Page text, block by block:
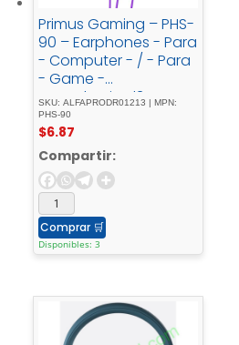
Primus Gaming – PHS-
90 – Earphones - Para
- Computer - / - Para
- Game -
consoleWired3.5mm -
w/Mic - ARCUS90T
SKU: ALFAPRODR01213 | MPN:
PHS-90
$6.87
Compartir:
Comprar 🛒
Disponibles: 3